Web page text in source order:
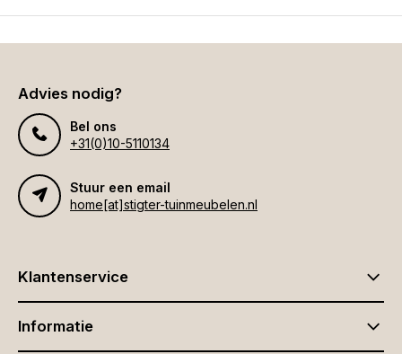
Advies nodig?
Bel ons
+31(0)10-5110134
Stuur een email
home[at]stigter-tuinmeubelen.nl
Klantenservice
Informatie